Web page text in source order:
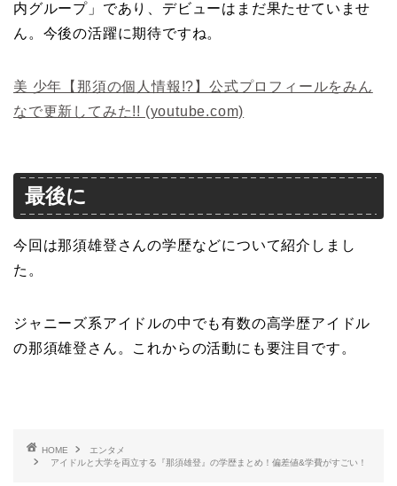
内グループ」であり、デビューはまだ果たせていませ
ん。今後の活躍に期待ですね。
美 少年【那須の個人情報!?】公式プロフィールをみん
なで更新してみた!! (youtube.com)
最後に
今回は那須雄登さんの学歴などについて紹介しまし
た。
ジャニーズ系アイドルの中でも有数の高学歴アイドル
の那須雄登さん。これからの活動にも要注目です。
HOME
エンタメ
アイドルと大学を両立する『那須雄登』の学歴まとめ！偏差値&学費がすごい！